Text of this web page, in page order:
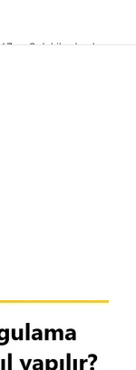
2 dakikada okunur